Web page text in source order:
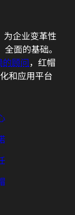
为企业变革性
面的基础。
的顾问，红帽
和应用平台